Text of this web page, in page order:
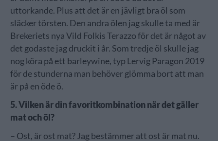
uttorkande. Plus att det är en jävligt bra öl som
släcker törsten. Den andra ölen jag skulle ta med är
Brekeriets nya Vild Folkis Terazzo för det är något av
det godaste jag druckit i år. Som tredje öl skulle jag
nog köra på ett barleywine, typ Lervig Paragon 2019
för de stunderna man behöver glömma bort att man
är på en öde ö.
5. Vilken är din favoritkombination när det gäller
mat och öl?
– Ost, är ost mat? Jag bestämmer att ost är mat nu.